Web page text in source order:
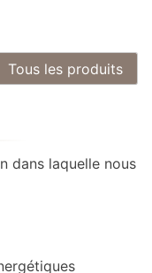
Tous les produits
dans laquelle nous